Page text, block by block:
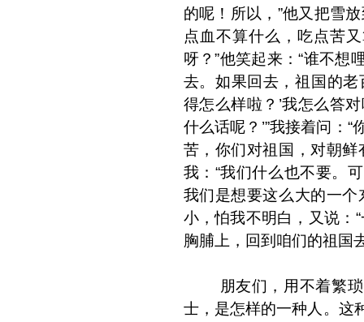
的呢！所以，”他又把雪
点血不算什么，吃点苦
呀？”他笑起来：“谁不想
去。如果回去，祖国的老
得怎么样啦？’我怎么答
什么话呢？’”我接着问：
苦，你们对祖国，对朝鲜
我：“我们什么也不要。
我们是想要这么大的一个
小，怕我不明白，又说：
胸脯上，回到咱们的祖国
朋友们，用不着繁琐
士，是怎样的一种人。这